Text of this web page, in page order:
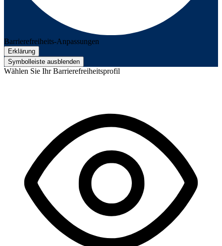
Barrierefreiheits-Anpassungen
Erklärung
Symbolleiste ausblenden
Wählen Sie Ihr Barrierefreiheitsprofil